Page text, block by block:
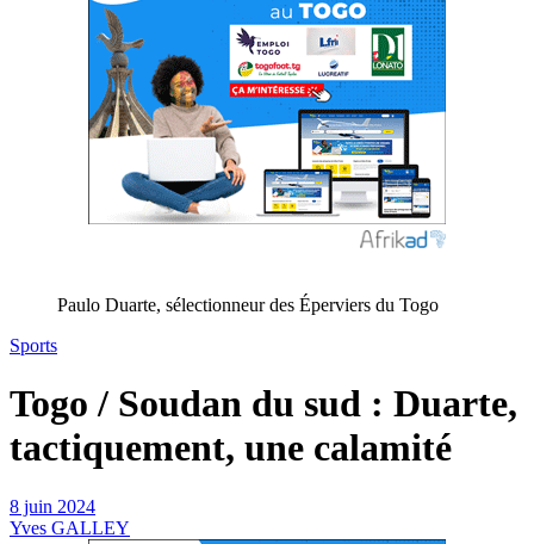
Paulo Duarte, sélectionneur des Éperviers du Togo
Sports
Togo / Soudan du sud : Duarte,
tactiquement, une calamité
8 juin 2024
Yves GALLEY